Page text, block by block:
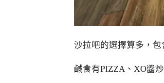
沙拉吧的選擇算多，
鹹食有PIZZA、XO醬